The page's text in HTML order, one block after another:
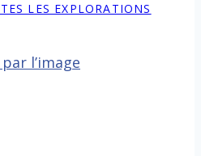
LES EXPLORATIONS
l’image